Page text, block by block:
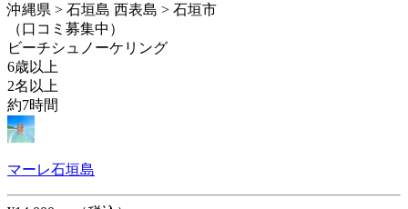
沖縄県 > 石垣島 西表島 > 石垣市
（口コミ募集中）
ビーチシュノーケリング
6歳以上
2名以上
約7時間
マーレ石垣島